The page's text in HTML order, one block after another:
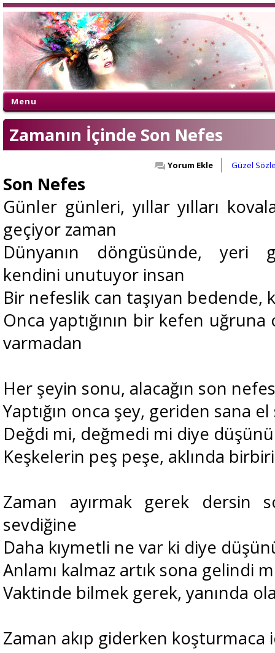
Menu
Zamanın İçinde Son Nefes
Güzel
Yorum Ekle
Son Nefes
Günler günleri, yıllar yılları
geçiyor zaman
Dünyanın döngüsünde, yeri
kendini unutuyor insan
Bir nefeslik can taşıyan
Onca yaptığının bir kefen
varmadan
Her şeyin sonu, alacağın son
Yaptığın onca şey, geriden sana
Değdi mi, değmedi mi diye
Keşkelerin peş peşe, aklında
Zaman ayırmak gerek dersin
sevdiğine
Daha kıymetli ne var ki diye
Anlamı kalmaz artık sona gelindi
Vaktinde bilmek gerek, yanında
Zaman akıp giderken koşturmaca